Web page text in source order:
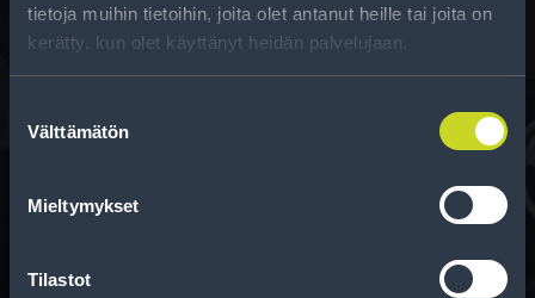
tietoja muihin tietoihin, joita olet antanut heille tai joita on
kerätty, kun olet käyttänyt heidän palvelujaan.
valinta
Välttämätön
Mieltymykset
Tilastot